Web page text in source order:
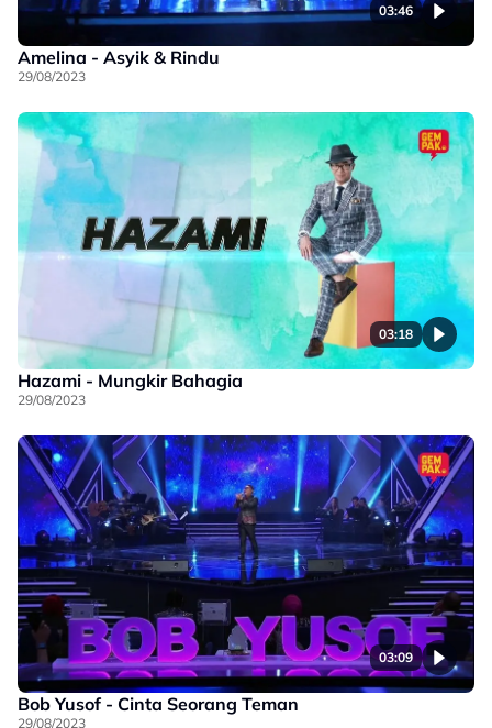
03:46
Amelina - Asyik & Rindu
29/08/2023
03:18
Hazami - Mungkir Bahagia
29/08/2023
03:09
Bob Yusof - Cinta Seorang Teman
29/08/2023